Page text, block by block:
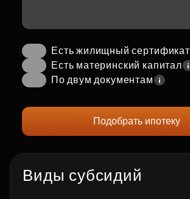
Есть жилищный сертификат
Есть материнский капитал
По двум документам
Подобрать ипотеку
Виды субсидий